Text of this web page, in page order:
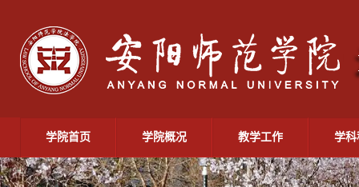
学院首页 学院概况 教学工作 学科